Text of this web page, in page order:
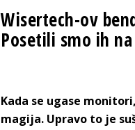
Wisertech-ov
Posetili smo ih
Kada se ugase
magija. Upravo to je